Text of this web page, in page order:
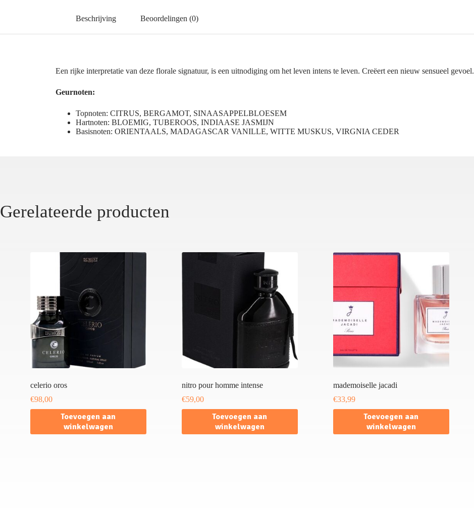
Beschrijving Beoordelingen (0)
Een rijke interpretatie van deze florale signatuur, is een uitnodiging om het leven intens te leven. Creëert een nieuw sensueel gevoel.
Geurnoten:
Topnoten: CITRUS, BERGAMOT, SINAASAPPELBLOESEM
Hartnoten: BLOEMIG, TUBEROOS, INDIAASE JASMIJN
Basisnoten: ORIENTAALS, MADAGASCAR VANILLE, WITTE MUSKUS, VIRGNIA CEDER
Gerelateerde producten
celerio oros
€98,00
Toevoegen aan
winkelwagen
nitro pour homme intense
€59,00
Toevoegen aan
winkelwagen
mademoiselle jacadi
€33,99
Toevoegen aan
winkelwagen